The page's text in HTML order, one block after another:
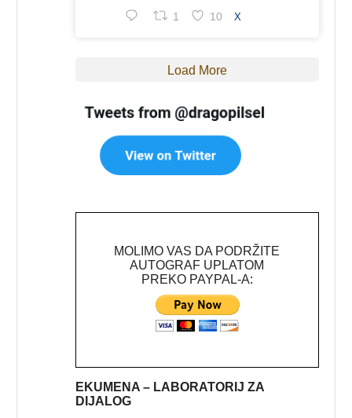
1 10 X
Load More
MOLIMO VAS DA PODRŽITE
AUTOGRAF UPLATOM
PREKO PAYPAL-A:
EKUMENA – LABORATORIJ ZA
DIJALOG